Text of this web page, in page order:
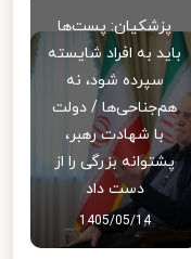
پزشکیان: پست‌ها
باید به افراد شایسته
سپرده شود، نه
هم‌جناحی‌ها / دولت
با شهادت رهبر،
پشتوانه بزرگی را از
دست داد
1405/05/14